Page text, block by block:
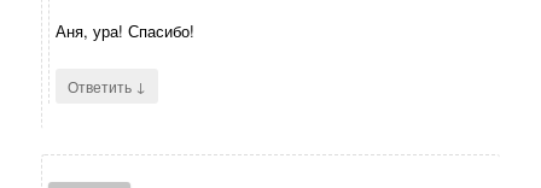
Аня, ура! Спасибо!
Ответить ↓